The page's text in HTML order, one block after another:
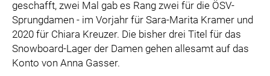
geschafft, zwei Mal gab es Rang zwei für die ÖSV-
Sprungdamen - im Vorjahr für Sara-Marita Kramer und
2020 für Chiara Kreuzer. Die bisher drei Titel für das
Snowboard-Lager der Damen gehen allesamt auf das
Konto von Anna Gasser.